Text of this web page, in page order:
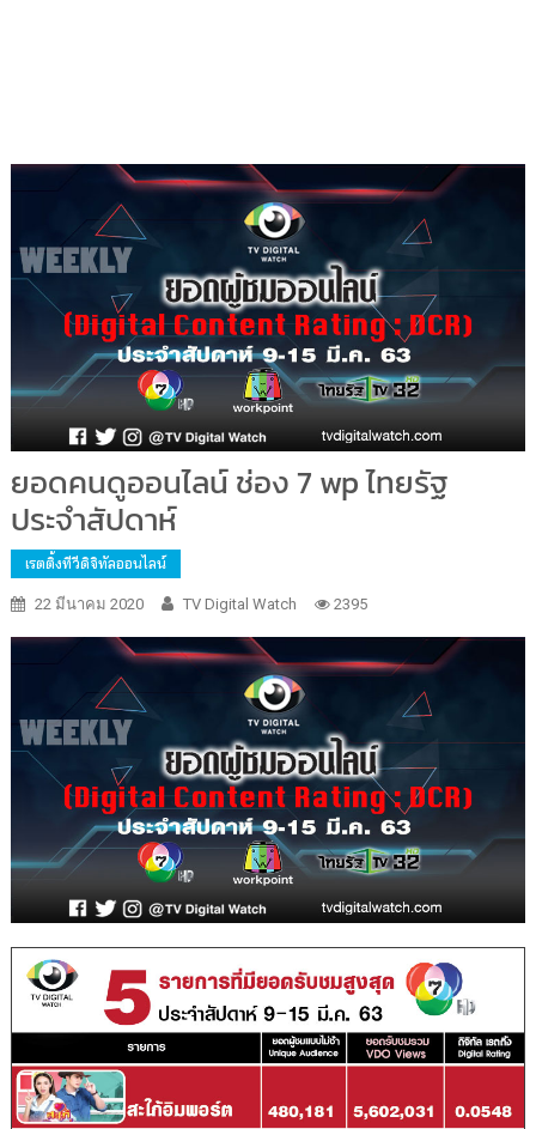
ยอดคนดูออนไลน์ ช่อง 7 wp ไทยรัฐ
ประจำสัปดาห์
เรตติ้งทีวีดิจิทัลออนไลน์
22 มีนาคม 2020 TV Digital Watch 2395